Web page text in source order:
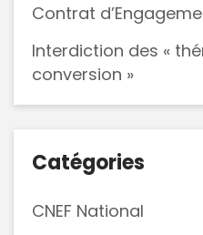
Contrat
Interdiction des «
conversion »
Catégories
CNEF National